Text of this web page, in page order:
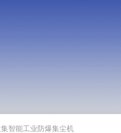
智能工业防爆集尘机